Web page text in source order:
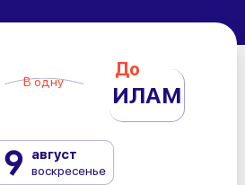
В одну
До
ИЛАМ
9 август
воскресенье